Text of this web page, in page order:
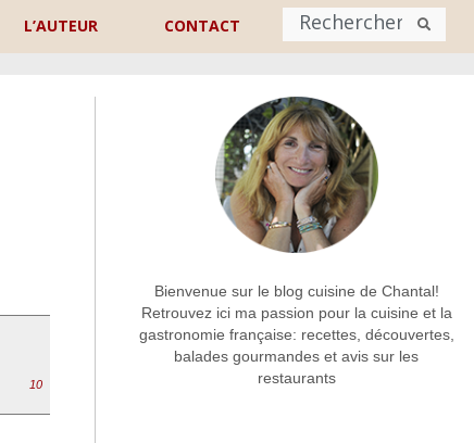
L’AUTEUR CONTACT
Nom
Commentaire ou message *
10
Bienvenue sur le blog cuisine de Chantal!
Retrouvez ici ma passion pour la cuisine et la
gastronomie française: recettes, découvertes,
balades gourmandes et avis sur les
restaurants